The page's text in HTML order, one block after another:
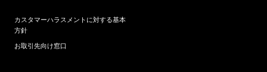
カスタマーハラスメントに対する基本
方針
お取引先向け窓口